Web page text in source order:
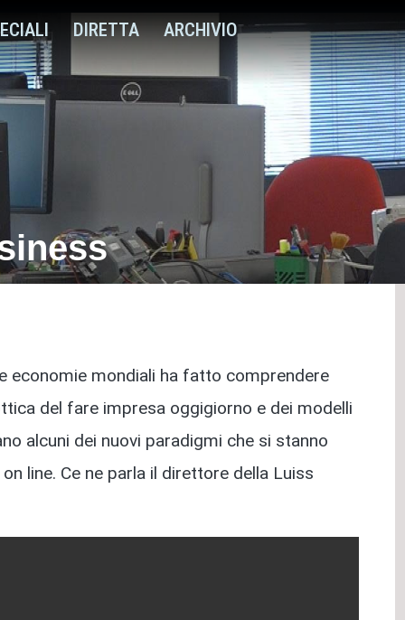
DIRETTA ARCHIVIO
economie mondiali ha fatto comprendere
del fare impresa oggigiorno e dei modelli
alcuni dei nuovi paradigmi che si stanno
line. Ce ne parla il direttore della Luiss